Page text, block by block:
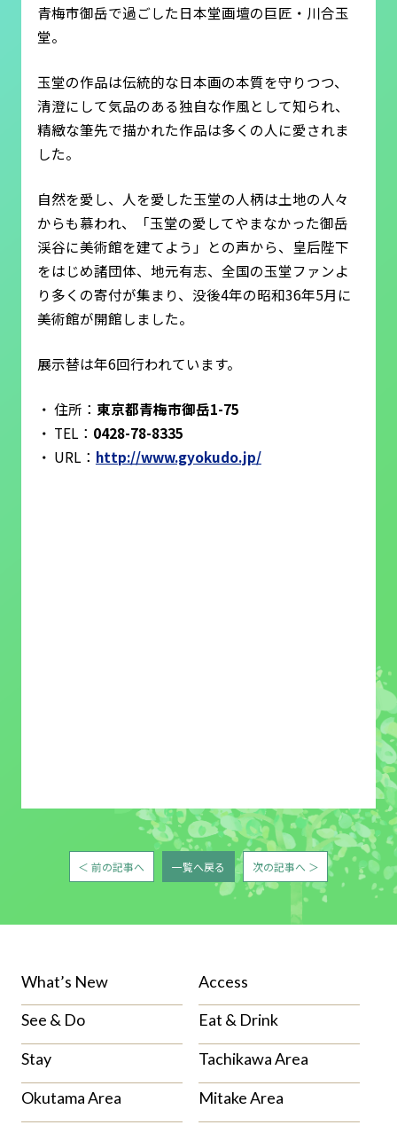
青梅市御岳で過ごした日本堂画壇の巨匠・川合玉
堂。
玉堂の作品は伝統的な日本画の本質を守りつつ、
清澄にして気品のある独自な作風として知られ、
精緻な筆先で描かれた作品は多くの人に愛されま
した。
自然を愛し、人を愛した玉堂の人柄は土地の人々
からも慕われ、「玉堂の愛してやまなかった御岳
渓谷に美術館を建てよう」との声から、皇后陛下
をはじめ諸団体、地元有志、全国の玉堂ファンよ
り多くの寄付が集まり、没後4年の昭和36年5月に
美術館が開館しました。
展示替は年6回行われています。
住所： 東京都青梅市御岳1-75
TEL： 0428-78-8335
URL： http://www.gyokudo.jp/
＜ 前の記事へ 一覧へ戻る 次の記事へ ＞
What’s New
Access
See & Do
Eat & Drink
Stay
Tachikawa Area
Okutama Area
Mitake Area